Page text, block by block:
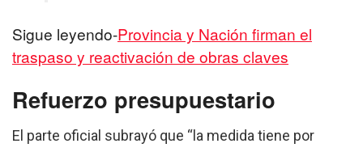
Sigue leyendo-Provincia y Nación firman el
traspaso y reactivación de obras claves
Refuerzo presupuestario
El parte oficial subrayó que “la medida tiene por